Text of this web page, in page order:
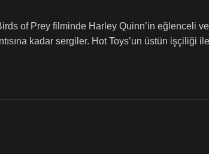
of Prey filminde Harley Quinn’in eğlenceli
kadar sergiler. Hot Toys’un üstün